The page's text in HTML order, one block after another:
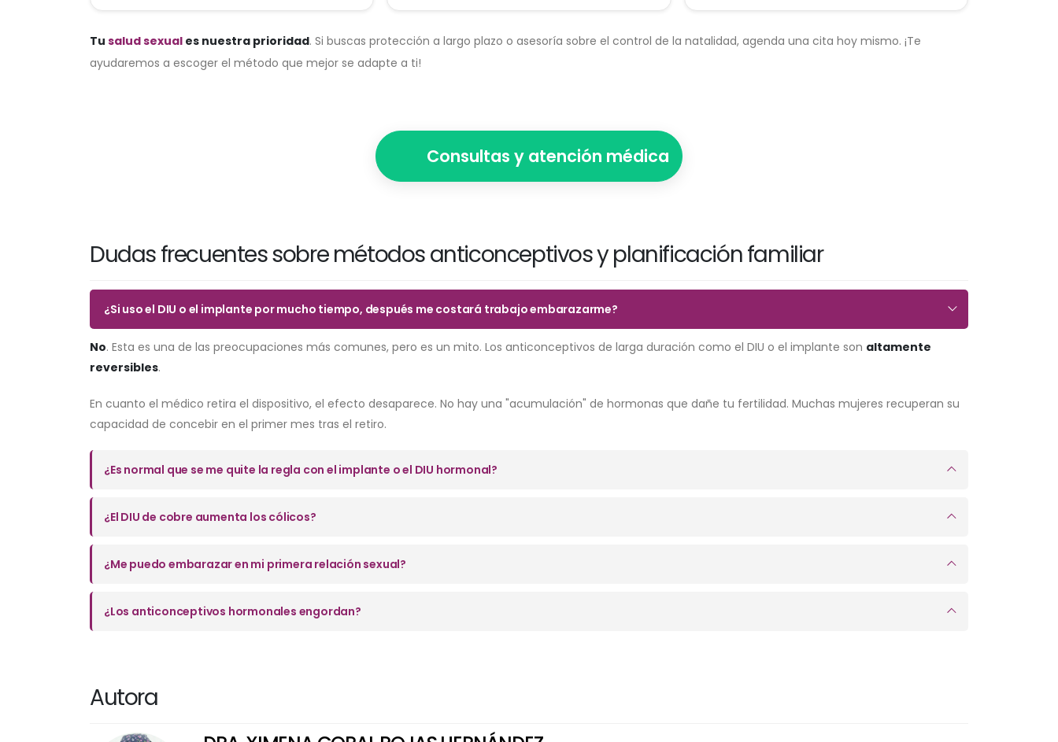
Tu salud sexual es nuestra prioridad. Si buscas protección a largo plazo o asesoría sobre el control de la natalidad, agenda una cita hoy mismo. ¡Te
ayudaremos a escoger el método que mejor se adapte a ti!
Consultas y atención médica
Dudas frecuentes sobre métodos anticonceptivos y planificación familiar
¿Si uso el DIU o el implante por mucho tiempo, después me costará trabajo embarazarme?
No. Esta es una de las preocupaciones más comunes, pero es un mito. Los anticonceptivos de larga duración como el DIU o el implante son altamente
reversibles.
En cuanto el médico retira el dispositivo, el efecto desaparece. No hay una "acumulación" de hormonas que dañe tu fertilidad. Muchas mujeres recuperan su
capacidad de concebir en el primer mes tras el retiro.
¿Es normal que se me quite la regla con el implante o el DIU hormonal?
¿El DIU de cobre aumenta los cólicos?
¿Me puedo embarazar en mi primera relación sexual?
¿Los anticonceptivos hormonales engordan?
Autora